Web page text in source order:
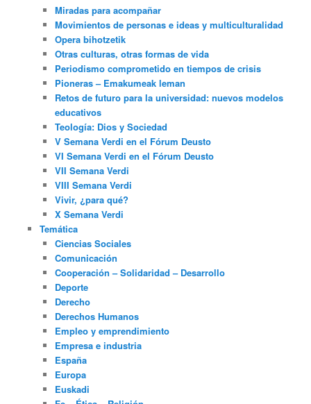
Miradas para acompañar
Movimientos de personas e ideas y multiculturalidad
Opera bihotzetik
Otras culturas, otras formas de vida
Periodismo comprometido en tiempos de crisis
Pioneras – Emakumeak leman
Retos de futuro para la universidad: nuevos modelos
educativos
Teología: Dios y Sociedad
V Semana Verdi en el Fórum Deusto
VI Semana Verdi en el Fórum Deusto
VII Semana Verdi
VIII Semana Verdi
Vivir, ¿para qué?
X Semana Verdi
Temática
Ciencias Sociales
Comunicación
Cooperación – Solidaridad – Desarrollo
Deporte
Derecho
Derechos Humanos
Empleo y emprendimiento
Empresa e industria
España
Europa
Euskadi